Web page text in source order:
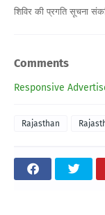
शिविर की प्रगति सूचना
Comments
Responsive
Rajasthan